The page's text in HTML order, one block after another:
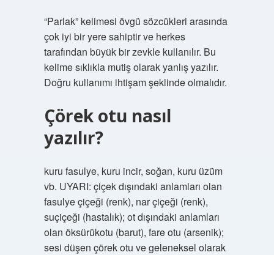
“Parlak” kelimesi övgü sözcükleri arasında
çok iyi bir yere sahiptir ve herkes
tarafından büyük bir zevkle kullanılır. Bu
kelime sıklıkla mutiş olarak yanlış yazılır.
Doğru kullanımı ihtişam şeklinde olmalıdır.
Çörek otu nasıl
yazılır?
kuru fasulye, kuru incir, soğan, kuru üzüm
vb. UYARI: çiçek dışındaki anlamları olan
fasulye çiçeği (renk), nar çiçeği (renk),
suçiçeği (hastalık); ot dışındaki anlamları
olan öksürükotu (barut), fare otu (arsenik);
sesi düşen çörek otu ve geleneksel olarak